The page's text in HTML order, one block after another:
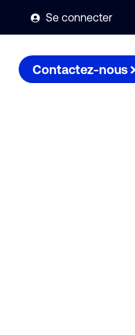
Se connecter
Contactez-nous